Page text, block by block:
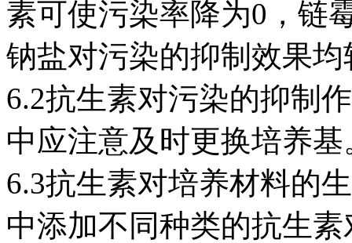
素可使污染率降为0，链
钠盐对污染的抑制效果均
6.2抗生素对污染的抑制
中应注意及时更换培养基
6.3抗生素对培养材料的
中添加不同种类的抗生